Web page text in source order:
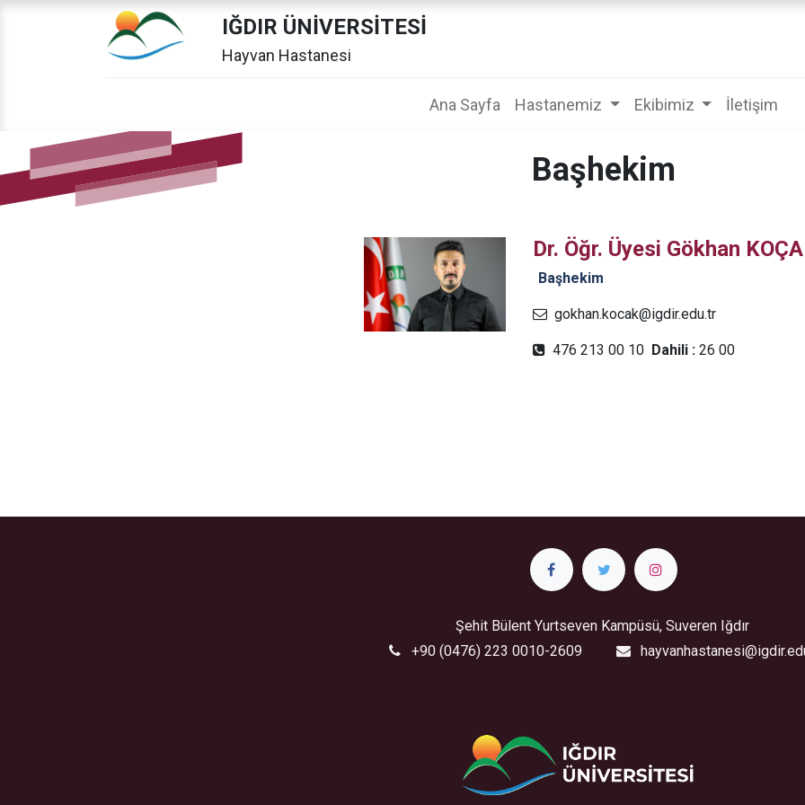
IĞDIR ÜNİVERSİTESİ
Hayvan Hastanesi
Ana Sayfa Hastanemiz Ekibimiz İletişim
Başhekim
Dr. Öğr. Üyesi Gökhan
Başhekim
gokhan.kocak@igdir.edu.tr
476 213 00 10 Dahili :26 00
Şehit Bülent Yurtseven Kampüsü, Suveren Iğdır
+90 (0476) 223 0010-2609